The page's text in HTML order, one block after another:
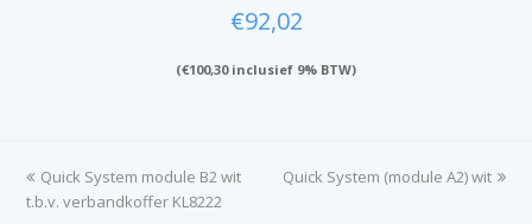
€92,02
(€100,30inclusief 9% BTW)
previous
post:
Quick System module B2 wit
t.b.v. verbandkoffer KL8222
next
Quick System (module A2) wit